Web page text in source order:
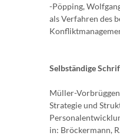
-Pöpping,
als Verfahren des
Selbständige
Müller-
Strategie und
in: Bröckermann,